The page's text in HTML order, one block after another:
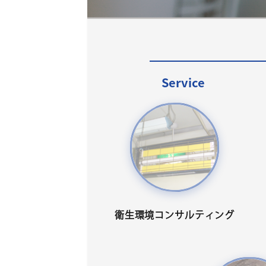
Service
衛生環境コンサルティング